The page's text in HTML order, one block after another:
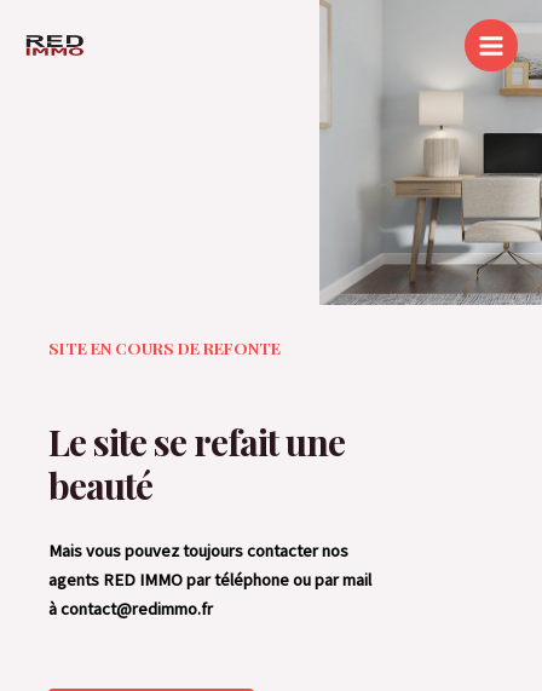
SITE EN COURS DE REFONTE
Le site se refait une
beauté
Mais vous pouvez toujours contacter nos
agents RED IMMO par téléphone ou par mail
à contact@redimmo.fr